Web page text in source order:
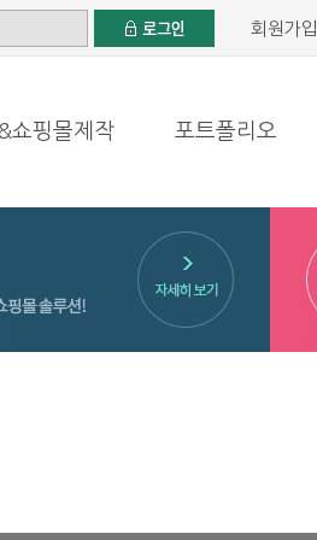
회원가입
쇼핑몰제작 포트폴리오